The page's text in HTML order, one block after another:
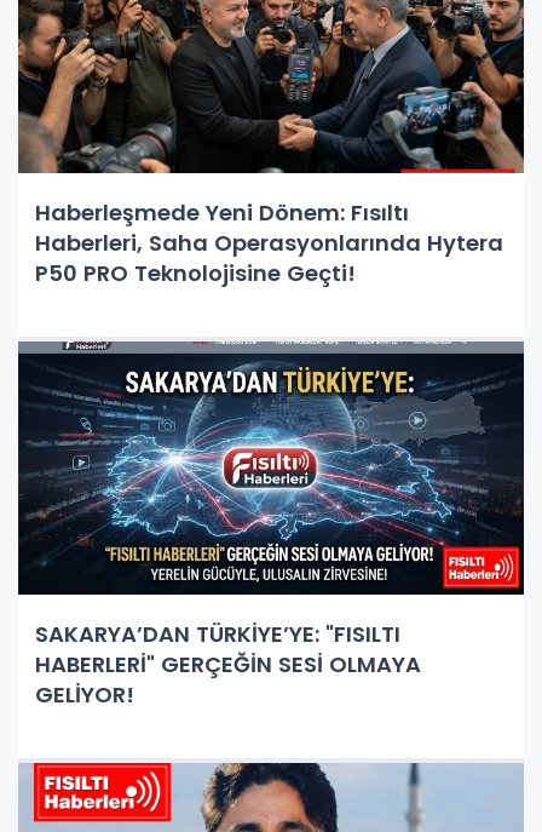
Haberleşmede Yeni Dönem: Fısıltı
Haberleri, Saha Operasyonlarında Hytera
P50 PRO Teknolojisine Geçti!
SAKARYA’DAN TÜRKİYE’YE: "FISILTI
HABERLERİ" GERÇEĞİN SESİ OLMAYA
GELİYOR!